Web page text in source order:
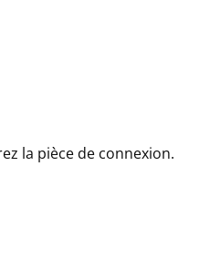
la pièce de connexion.